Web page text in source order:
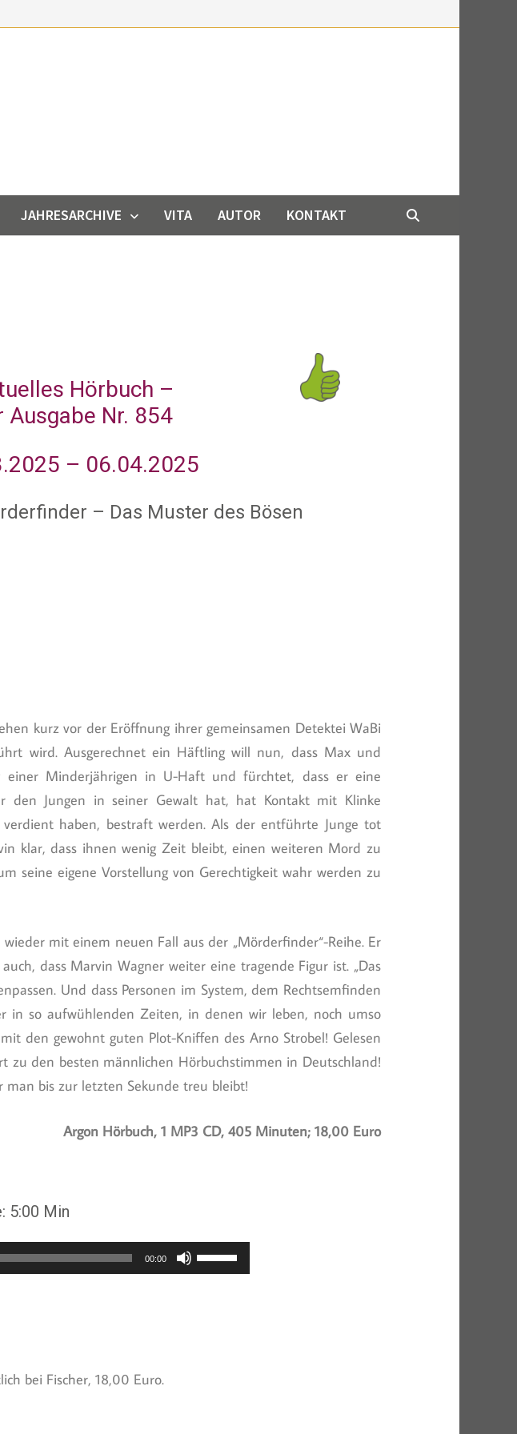
JAHRESARCHIVE VITA AUTOR KONTAKT
Hörbuch –
Ausgabe Nr. 854
– 06.04.2025
– Das Muster des Bösen
kurz vor der Eröffnung ihrer gemeinsamen Detektei WaBi
wird. Ausgerechnet ein Häftling will nun, dass Max und
Minderjährigen in U-Haft und fürchtet, dass er eine
Jungen in seiner Gewalt hat, hat Kontakt mit Klinke
haben, bestraft werden. Als der entführte Junge tot
klar, dass ihnen wenig Zeit bleibt, einen weiteren Mord zu
seine eigene Vorstellung von Gerechtigkeit wahr werden zu
mit einem neuen Fall aus der „Mörderfinder“-Reihe. Er
dass Marvin Wagner weiter eine tragende Figur ist. „Das
Und dass Personen im System, dem Rechtsemfinden
in so aufwühlenden Zeiten, in denen wir leben, noch umso
den gewohnt guten Plot-Kniffen des Arno Strobel! Gelesen
den besten männlichen Hörbuchstimmen in Deutschland!
man bis zur letzten Sekunde treu bleibt!
Argon Hörbuch, 1 MP3 CD, 405 Minuten; 18,00 Euro
5:00 Min
00:00
Pfeiltasten
Hoch/Runter
bei Fischer, 18,00 Euro.